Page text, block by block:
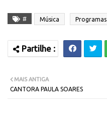
# Música Programas
MAIS ANTIGA
CANTORA PAULA SOARES